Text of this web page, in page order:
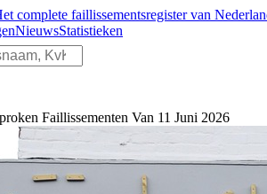
complete faillissementsregister van
NieuwsStatistieken
Faillissementen Van 11 Juni 2026